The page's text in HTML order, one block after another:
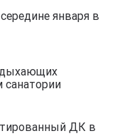
января в
санатории
ДК в